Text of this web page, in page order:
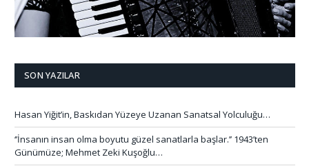
SON YAZILAR
Hasan Yiğit’in, Baskıdan Yüzeye Uzanan Sanatsal Yolculuğu…
‘’İnsanın insan olma boyutu güzel sanatlarla başlar.’’ 1943’ten
Günümüze; Mehmet Zeki Kuşoğlu…